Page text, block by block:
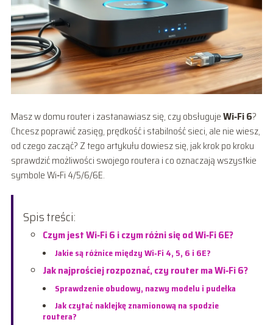
Masz w domu router i zastanawiasz się, czy obsługujeWi‑Fi 6?
Chcesz poprawić zasięg, prędkość i stabilność sieci, ale nie wiesz,
od czego zacząć? Z tego artykułu dowiesz się, jak krok po kroku
sprawdzić możliwości swojego routera i co oznaczają wszystkie
symbole Wi‑Fi 4/5/6/6E.
Spis treści:
Czym jest Wi‑Fi 6 i czym różni się od Wi‑Fi 6E?
Jakie są różnice między Wi‑Fi 4, 5, 6 i 6E?
Jak najprościej rozpoznać, czy router ma Wi‑Fi 6?
Sprawdzenie obudowy, nazwy modelu i pudełka
Jak czytać naklejkę znamionową na spodzie
routera?